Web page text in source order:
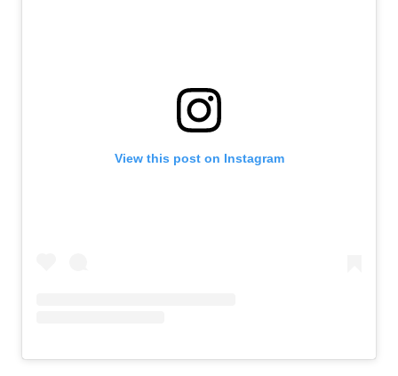
View this post on Instagram